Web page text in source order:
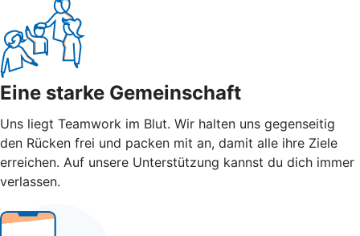
Eine starke Gemeinschaft
Uns liegt Teamwork im Blut. Wir halten uns gegenseitig
den Rücken frei und packen mit an, damit alle ihre Ziele
erreichen. Auf unsere Unterstützung kannst du dich immer
verlassen.